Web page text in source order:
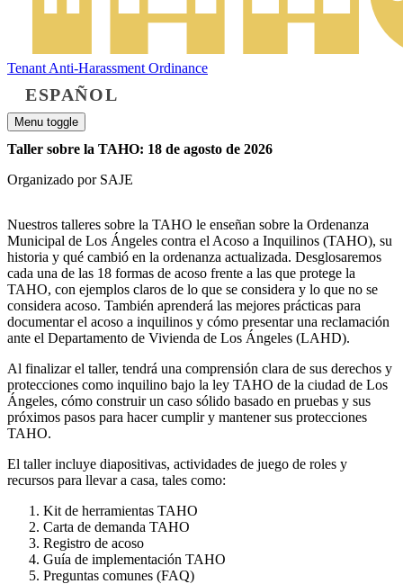
Tenant Anti-Harassment Ordinance
ESPAÑOL
Menu toggle
Taller sobre la TAHO: 18 de agosto de 2026
Organizado por SAJE
Nuestros talleres sobre la TAHO le enseñan sobre la Ordenanza
Municipal de Los Ángeles contra el Acoso a Inquilinos (TAHO), su
historia y qué cambió en la ordenanza actualizada. Desglosaremos
cada una de las 18 formas de acoso frente a las que protege la
TAHO, con ejemplos claros de lo que se considera y lo que no se
considera acoso. También aprenderá las mejores prácticas para
documentar el acoso a inquilinos y cómo presentar una reclamación
ante el Departamento de Vivienda de Los Ángeles (LAHD).
Al finalizar el taller, tendrá una comprensión clara de sus derechos y
protecciones como inquilino bajo la ley TAHO de la ciudad de Los
Ángeles, cómo construir un caso sólido basado en pruebas y sus
próximos pasos para hacer cumplir y mantener sus protecciones
TAHO.
El taller incluye diapositivas, actividades de juego de roles y
recursos para llevar a casa, tales como:
Kit de herramientas TAHO
Carta de demanda TAHO
Registro de acoso
Guía de implementación TAHO
Preguntas comunes (FAQ)